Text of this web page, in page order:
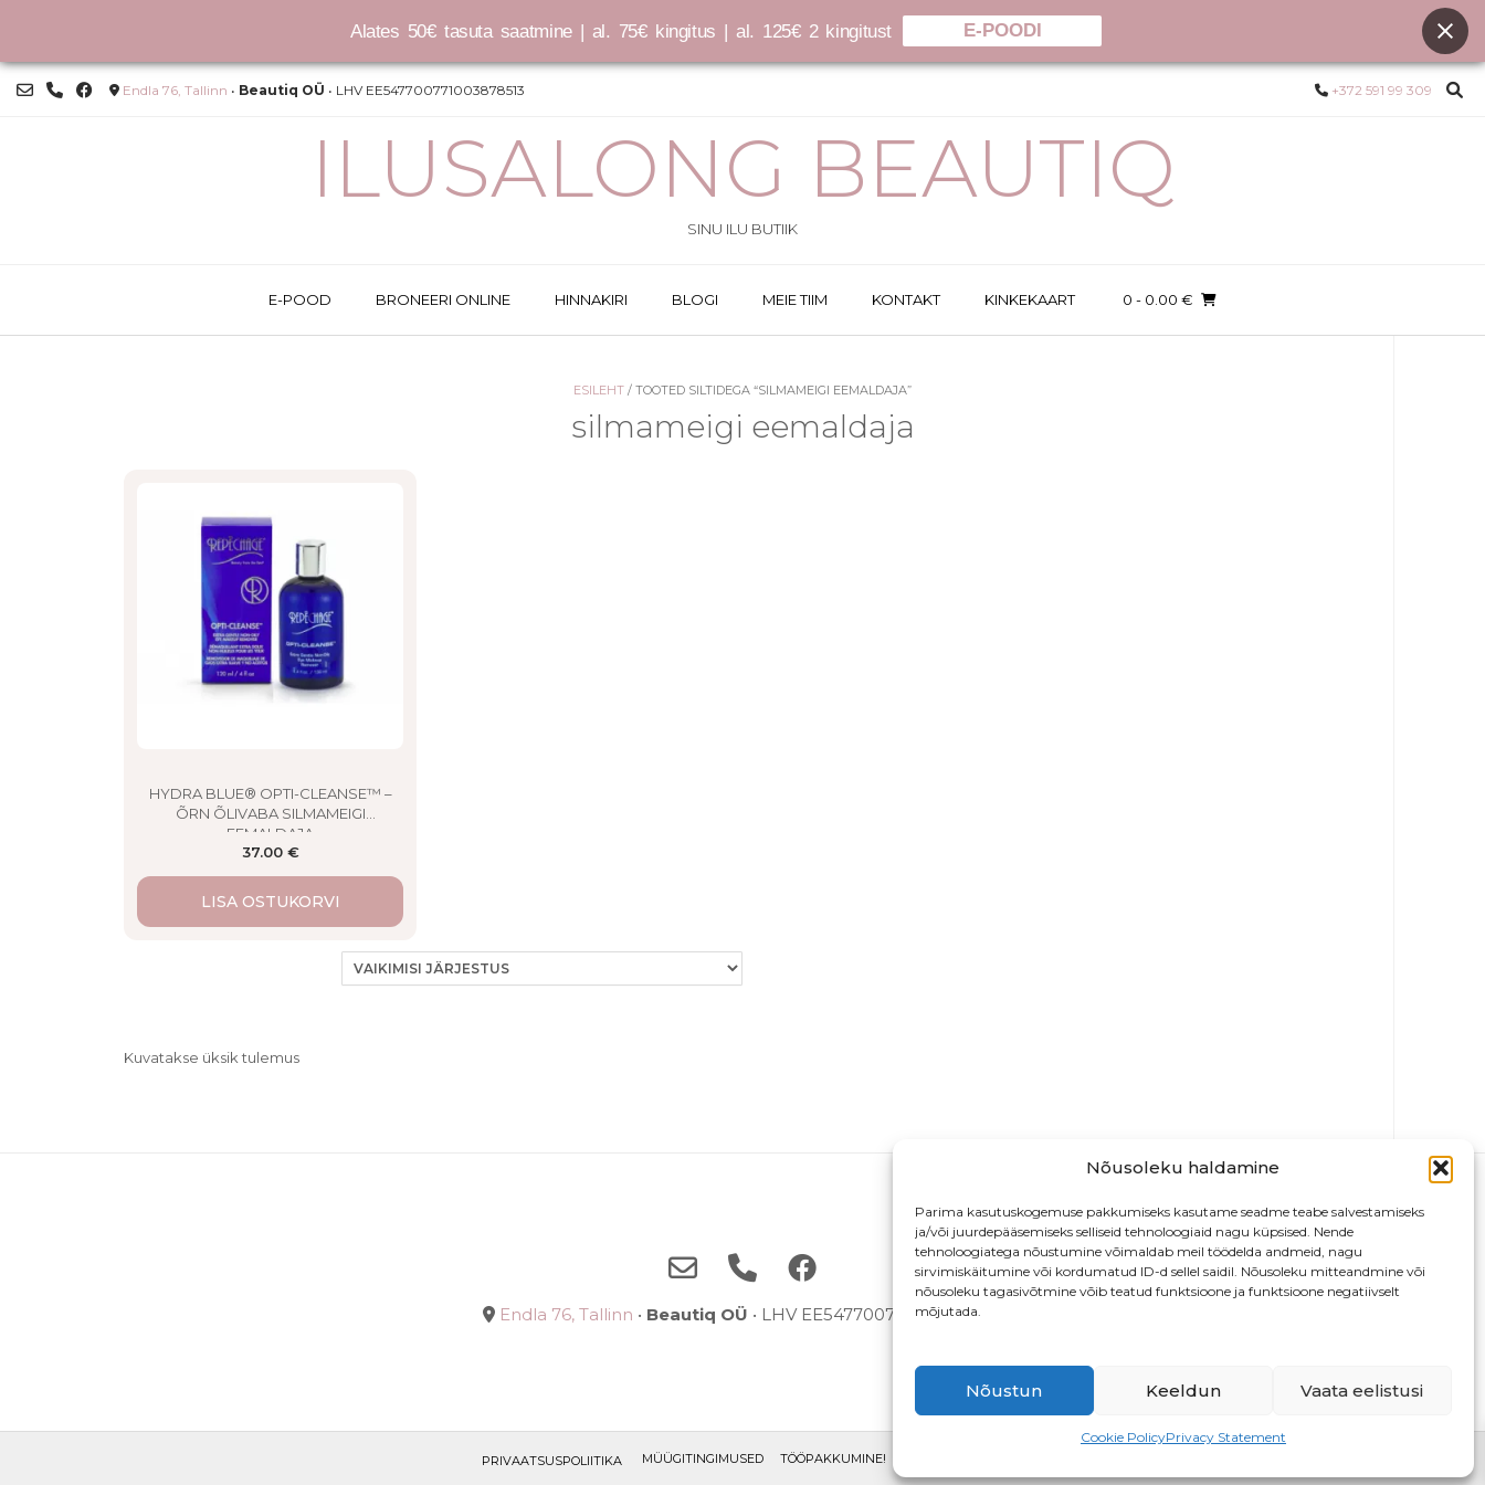
Nõusoleku haldamine
Parima kasutuskogemuse pakkumiseks kasutame seadme teabe salvestamiseks
ja/või juurdepääsemiseks selliseid tehnoloogiaid nagu küpsised. Nende
tehnoloogiatega nõustumine võimaldab meil töödelda andmeid, nagu
sirvimiskäitumine või kordumatud ID-d sellel saidil. Nõusoleku mitteandmine või
nõusoleku tagasivõtmine võib teatud funktsioone ja funktsioone negatiivselt
mõjutada.
Nõustun Keeldun Vaata eelistusi
Cookie PolicyPrivacy Statement
Skip
Endla 76, Tallinn • Beautiq OÜ • LHV EE547700771003878513 +372 591 99 309
ILUSALONG BEAUTIQ
SINU ILU BUTIIK
E-POOD BRONEERI ONLINE HINNAKIRI BLOGI MEIE TIIM KONTAKT KINKEKAART 0 - 0.00 €
ESILEHT / TOOTED SILTIDEGA “SILMAMEIGI EEMALDAJA”
silmameigi eemaldaja
HYDRA BLUE® OPTI-CLEANSE™ –
ÕRN ÕLIVABA SILMAMEIGI
EEMALDAJA
37.00 €
LISA OSTUKORVI
Kuvatakse üksik tulemus
Endla 76, Tallinn • Beautiq OÜ • LHV EE547700771003878513
PRIVAATSUSPOLIITIKA MÜÜGITINGIMUSED TÖÖPAKKUMINE!
Alates 50€ tasuta saatmine | al. 75€ kingitus | al. 125€ 2 kingitust E-POODI